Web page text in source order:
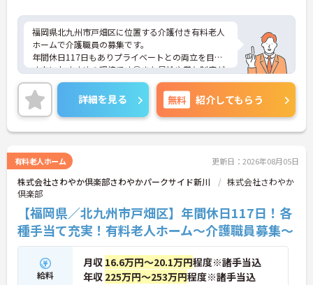
福岡県北九州市戸畑区に位置する介護付き有料老人
ホームで介護職員の募集です。
年間休日117日もありプライベートとの両立を目指
す方におすすめの環境です◎また昇給や賞与制度が
あり、頑張りが評価されてしっかりと職員に還元さ
れます。さらに各種手当も充実しているのは嬉しい
ポイントです！これまでの経験や知識を活かして新
しい職場で働いてみませんか？
こちらの求人にご興味がございましたら面接のポイ
ます。
詳細を見る 無料 紹介してもらう
有料老人ホーム 更新日：2026年08月05日
株式会社さわやか倶楽部さわやかパークサイド新川
株式会社さわやか
倶楽部
【福岡県／北九州市戸畑区】年間休日117日！各
種手当て充実！有料老人ホーム～介護職員募集～
給料
月収 16.6万円～20.1万円程度※諸手当込
年収 225万円～253万円程度※諸手当込